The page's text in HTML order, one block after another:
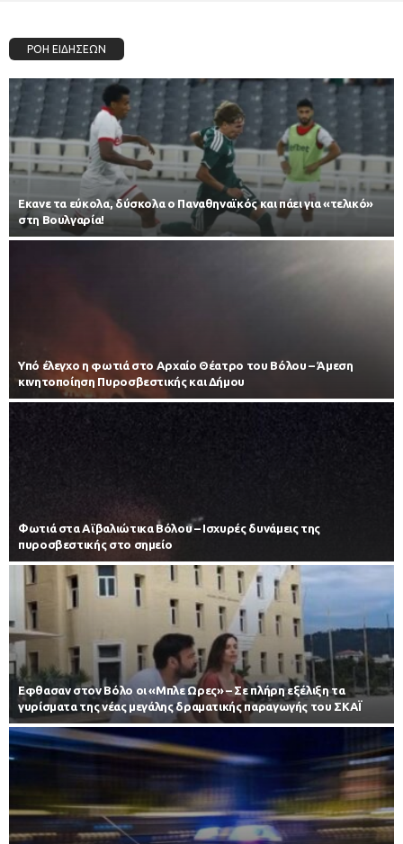
ΡΟΗ ΕΙΔΗΣΕΩΝ
Εκανε τα εύκολα, δύσκολα ο Παναθηναϊκός και πάει για «τελικό»
στη Βουλγαρία!
Υπό έλεγχο η φωτιά στο Αρχαίο Θέατρο του Βόλου – Άμεση
κινητοποίηση Πυροσβεστικής και Δήμου
Φωτιά στα Αϊβαλιώτικα Βόλου – Ισχυρές δυνάμεις της
πυροσβεστικής στο σημείο
Εφθασαν στον Βόλο οι «Μπλε Ωρες» – Σε πλήρη εξέλιξη τα
γυρίσματα της νέας μεγάλης δραματικής παραγωγής του ΣΚΑΪ